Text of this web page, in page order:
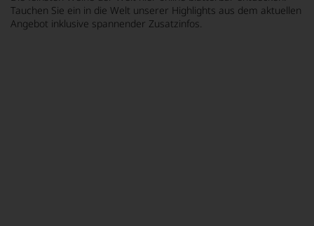
Tauchen Sie ein in die Welt unserer Highlights aus dem aktuellen
Angebot inklusive spannender Zusatzinfos.